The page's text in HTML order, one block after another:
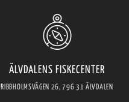
ÄLVDALENS FISKECENTER
RIBBHOLMSVÄGEN 26, 796 31 ÄLVDALEN